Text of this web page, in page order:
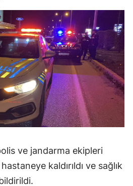
ve jandarma ekipleri
kaldırıldı ve sağlık